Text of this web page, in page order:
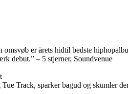
er årets hidtil bedste
debut.” – 5 stjerner, Soundvenue
Track, sparker bagud og skumler